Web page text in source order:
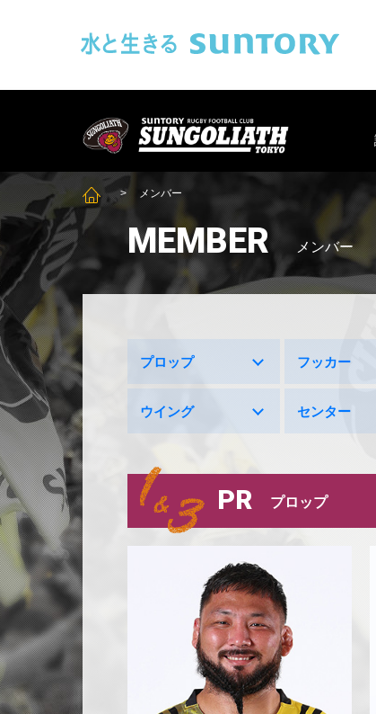
SUNGOLIATH TOP
メンバー
MEMBER メンバー
プロップ フッカー
ウイング センター
PR プロップ